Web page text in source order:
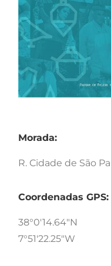
Morada:
R. Cidade de São
Coordenadas GPS:
38°0'14.64"N
7°51'22.25"W